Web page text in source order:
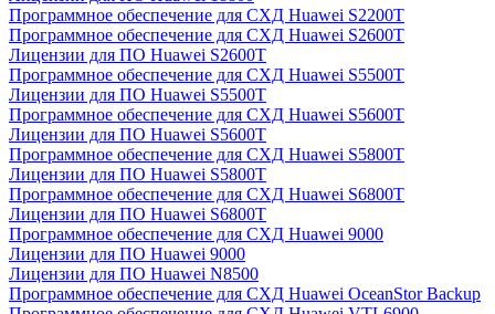
Программное обеспечение для СХД Huawei S2200T
Программное обеспечение для СХД Huawei S2600T
Лицензии для ПО Huawei S2600T
Программное обеспечение для СХД Huawei S5500T
Лицензии для ПО Huawei S5500T
Программное обеспечение для СХД Huawei S5600T
Лицензии для ПО Huawei S5600T
Программное обеспечение для СХД Huawei S5800T
Лицензии для ПО Huawei S5800T
Программное обеспечение для СХД Huawei S6800T
Лицензии для ПО Huawei S6800T
Программное обеспечение для СХД Huawei 9000
Лицензии для ПО Huawei 9000
Лицензии для ПО Huawei N8500
Программное обеспечение для СХД Huawei OceanStor Backup